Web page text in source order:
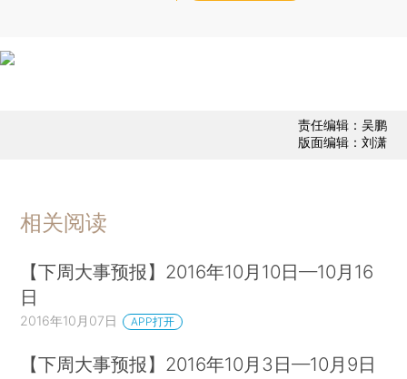
责任编辑：吴鹏
版面编辑：刘潇
相关阅读
【下周大事预报】2016年10月10日—10月16
日
2016年10月07日 APP打开
【下周大事预报】2016年10月3日—10月9日